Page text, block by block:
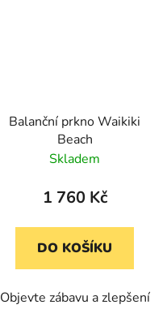
Balanční prkno Waikiki
Beach
Skladem
1 760 Kč
DO KOŠÍKU
Objevte zábavu a zlepšení